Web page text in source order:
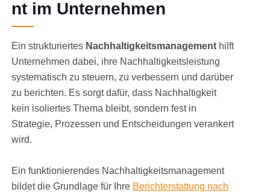
nt im Unternehmen
Ein strukturiertes Nachhaltigkeitsmanagementhilft
Unternehmen dabei, ihre Nachhaltigkeitsleistung
systematisch zu steuern, zu verbessern und darüber
zu berichten. Es sorgt dafür, dass Nachhaltigkeit
kein isoliertes Thema bleibt, sondern fest in
Strategie, Prozessen und Entscheidungen verankert
wird.
Ein funktionierendes Nachhaltigkeitsmanagement
bildet die Grundlage für Ihre Berichterstattung nach